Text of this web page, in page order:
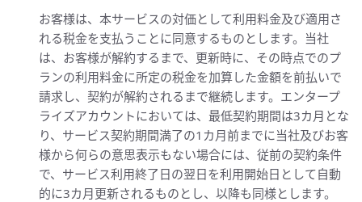
お客様は、本サービスの対価として利用料金及び適用さ
れる税金を支払うことに同意するものとします。当社
は、お客様が解約するまで、更新時に、その時点でのプ
ランの利用料金に所定の税金を加算した金額を前払いで
請求し、契約が解約されるまで継続します。エンタープ
ライズアカウントにおいては、最低契約期間は3カ月とな
り、サービス契約期間満了の1カ月前までに当社及びお客
様から何らの意思表示もない場合には、従前の契約条件
で、サービス利用終了日の翌日を利用開始日として自動
的に3カ月更新されるものとし、以降も同様とします。